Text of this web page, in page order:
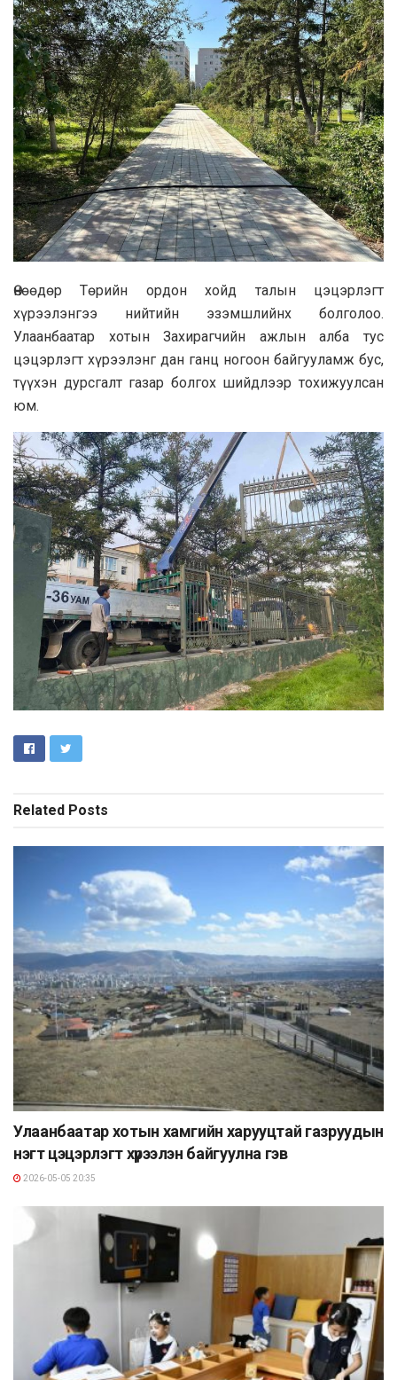
Өнөөдөр Төрийн ордон хойд талын цэцэрлэгт
хүрээлэнгээ нийтийн эзэмшлийнх болголоо.
Улаанбаатар хотын Захирагчийн ажлын алба тус
цэцэрлэгт хүрээлэнг дан ганц ногоон байгууламж бус,
түүхэн дурсгалт газар болгох шийдлээр тохижуулсан
юм.
Related Posts
Улаанбаатар хотын хамгийн харууцтай газруудын
нэгт цэцэрлэгт хүрээлэн байгуулна гэв
2026-05-05 20:35